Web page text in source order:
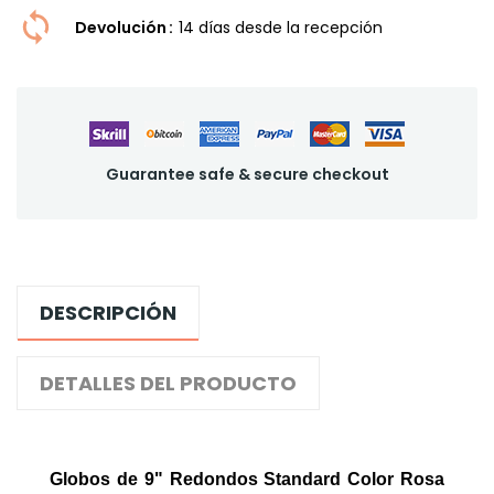
Devolución 14 dí­as desde la recepción
Guarantee safe & secure checkout
DESCRIPCIÓN
DETALLES DEL PRODUCTO
Globos de 9" Redondos Standard Color Rosa